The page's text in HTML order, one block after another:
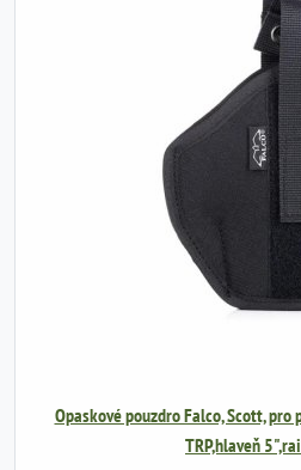
Opaskové pouzdro Falco, Scott,
TRP,hlaveň